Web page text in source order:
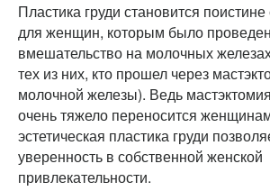
Пластика груди становится
для женщин, которым было
вмешательство на молочных
тех из них, кто прошел через
молочной железы). Ведь
очень тяжело переносится
эстетическая пластика груди
уверенность в собственной женской
привлекательности.